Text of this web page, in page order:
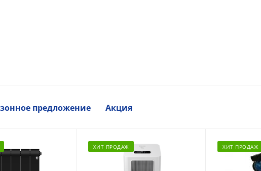
предложение Акция
ХИТ ПРОДАЖ ХИТ ПРОДАЖ